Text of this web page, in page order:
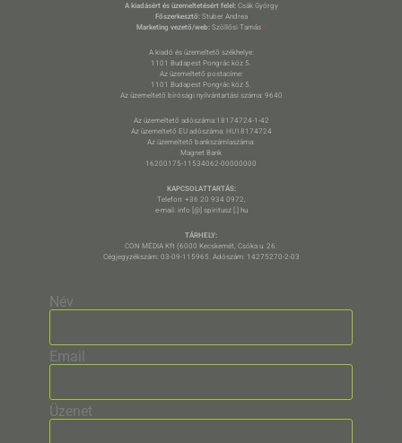
A kiadásért és üzemeltetésért felel:Csák György
Főszerkesztő:Stuber Andrea
Marketing vezető/web: Szöllősi Tamás *
A kiadó és üzemeltető székhelye:
1101 Budapest Pongrác köz 5.
Az üzemeltető postacíme:
1101 Budapest Pongrác köz 5.
Az üzemeltető bírósági nyilvántartási száma: 9640
Az üzemeltető adószáma:18174724-1-42
Az üzemeltető EU adószáma: HU18174724
Az üzemeltető bankszámlaszáma:
Magnet Bank
16200175-11534062-00000000
KAPCSOLATTARTÁS:
Telefon: +36 20 934 0972,
e-mail: info [@] spiritusz [.] hu
TÁRHELY:
CON MÉDIA Kft (6000 Kecskemét, Csóka u. 26.
Cégjegyzékszám: 03-09-115965. Adószám: 14275270-2-03
Név
Email
Üzenet